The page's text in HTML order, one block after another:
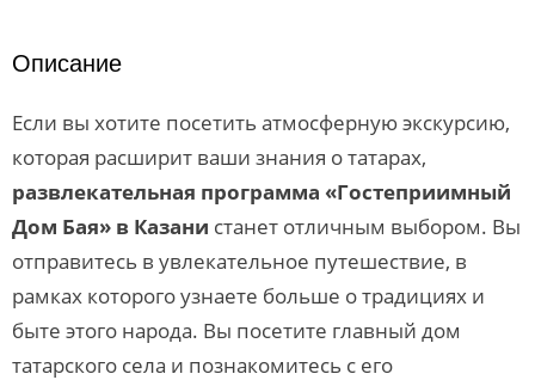
Описание
Если вы хотите посетить атмосферную экскурсию,
которая расширит ваши знания о татарах,
развлекательная программа «Гостеприимный
Дом Бая» в Казани станет отличным выбором. Вы
отправитесь в увлекательное путешествие, в
рамках которого узнаете больше о традициях и
быте этого народа. Вы посетите главный дом
татарского села и познакомитесь с его